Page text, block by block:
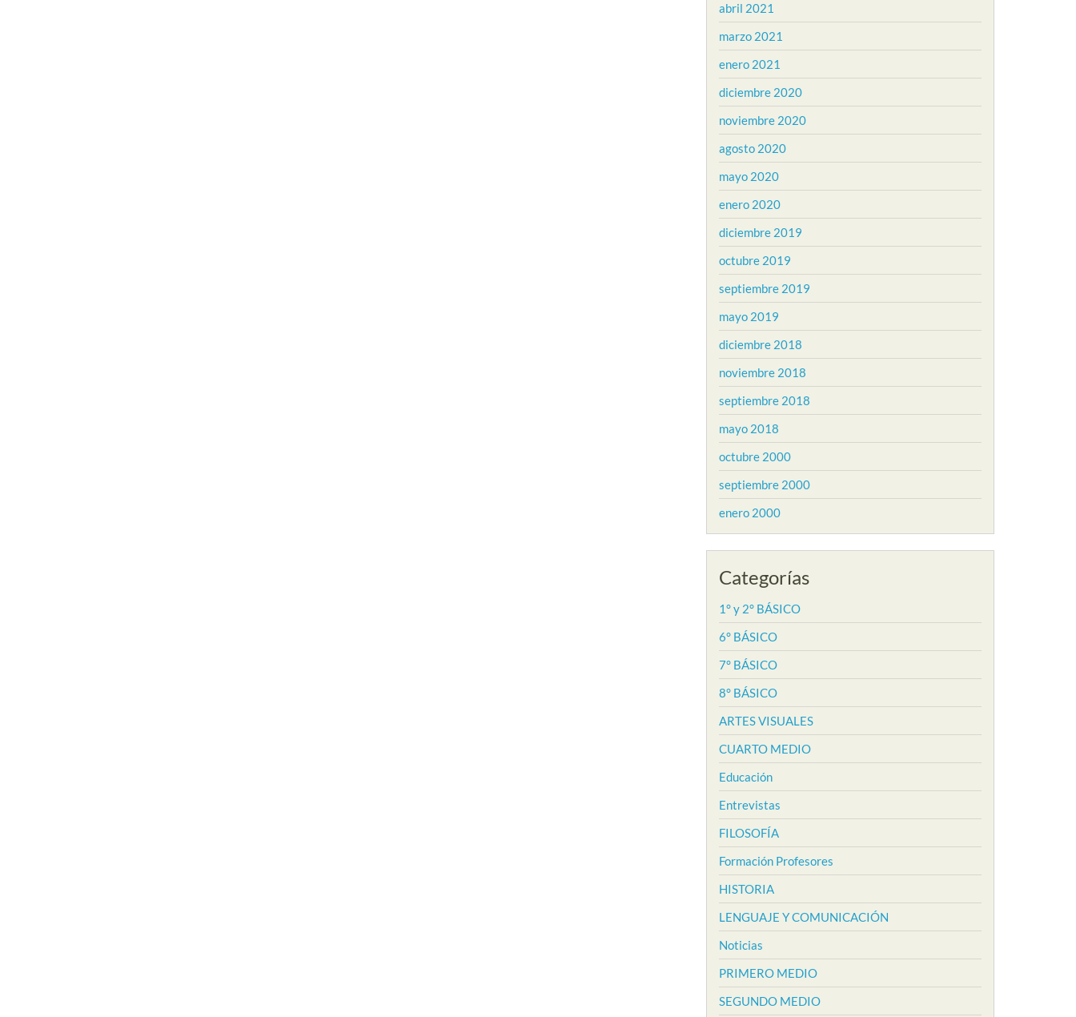
abril 2021
marzo 2021
enero 2021
diciembre 2020
noviembre 2020
agosto 2020
mayo 2020
enero 2020
diciembre 2019
octubre 2019
septiembre 2019
mayo 2019
diciembre 2018
noviembre 2018
septiembre 2018
mayo 2018
octubre 2000
septiembre 2000
enero 2000
Categorías
1° y 2° BÁSICO
6° BÁSICO
7° BÁSICO
8° BÁSICO
ARTES VISUALES
CUARTO MEDIO
Educación
Entrevistas
FILOSOFÍA
Formación Profesores
HISTORIA
LENGUAJE Y COMUNICACIÓN
Noticias
PRIMERO MEDIO
SEGUNDO MEDIO